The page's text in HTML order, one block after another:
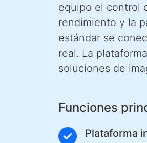
equipo el control
rendimiento y la
estándar se
real. La
soluciones de
Funciones
Plataforma